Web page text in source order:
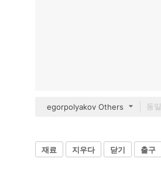
egorpolyakov Others
재료 지우다 닫기 출구